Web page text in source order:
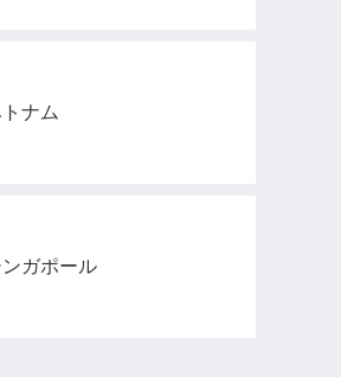
ナム
ンガポール